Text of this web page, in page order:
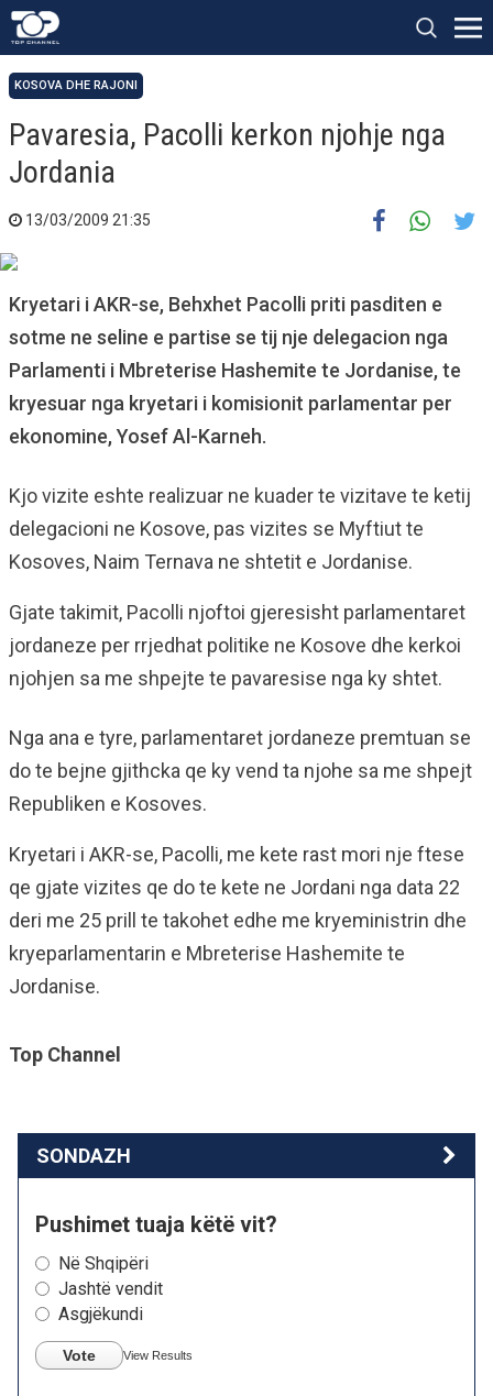
KOSOVA DHE RAJONI
Pavaresia, Pacolli kerkon njohje nga
Jordania
13/03/2009 21:35
Kryetari i AKR-se, Behxhet Pacolli priti pasditen e
sotme ne seline e partise se tij nje delegacion nga
Parlamenti i Mbreterise Hashemite te Jordanise, te
kryesuar nga kryetari i komisionit parlamentar per
ekonomine, Yosef Al-Karneh.
Kjo vizite eshte realizuar ne kuader te vizitave te ketij
delegacioni ne Kosove, pas vizites se Myftiut te
Kosoves, Naim Ternava ne shtetit e Jordanise.
Gjate takimit, Pacolli njoftoi gjeresisht parlamentaret
jordaneze per rrjedhat politike ne Kosove dhe kerkoi
njohjen sa me shpejte te pavaresise nga ky shtet.
Nga ana e tyre, parlamentaret jordaneze premtuan se
do te bejne gjithcka qe ky vend ta njohe sa me shpejt
Republiken e Kosoves.
Kryetari i AKR-se, Pacolli, me kete rast mori nje ftese
qe gjate vizites qe do te kete ne Jordani nga data 22
deri me 25 prill te takohet edhe me kryeministrin dhe
kryeparlamentarin e Mbreterise Hashemite te
Jordanise.
Top Channel
SONDAZH
Pushimet tuaja këtë vit?
Në Shqipëri
Jashtë vendit
Asgjëkundi
Vote View Results